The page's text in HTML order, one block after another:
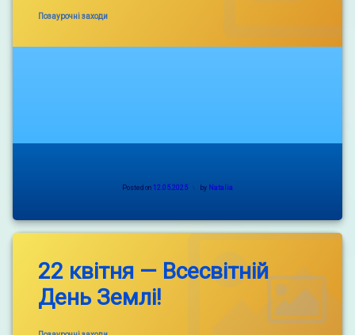
Categories:
Позаурочні заходи
Posted on 12.05.2025 by Natalia
22 квітня — Всесвітній
День Землі!